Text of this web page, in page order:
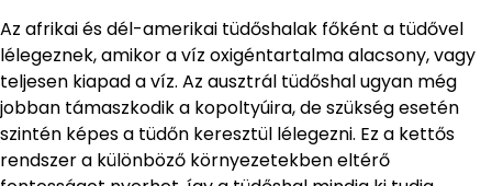
Az afrikai és dél-amerikai tüdőshalak főként a tüdővel
lélegeznek, amikor a víz oxigéntartalma alacsony, vagy
teljesen kiapad a víz. Az ausztrál tüdőshal ugyan még
jobban támaszkodik a kopoltyúira, de szükség esetén
szintén képes a tüdőn keresztül lélegezni. Ez a kettős
rendszer a különböző környezetekben eltérő